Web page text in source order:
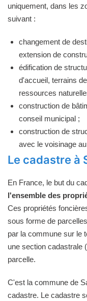
uniquement, dans les
suivant :
changement de
extension de
édification de
d'accueil, terrains
ressources
construction de
conseil municipal ;
construction de
avec le voisinage
Le cadastre à
En France, le but du
l'ensemble des
Ces propriétés
sous forme de
par la commune sur le
une section cadastrale
parcelle.
C'est la commune de
cadastre. Le cadastre